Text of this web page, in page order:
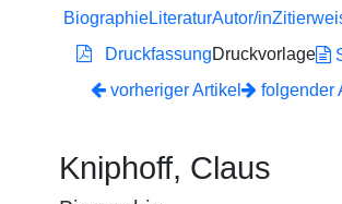
BiographieLiteraturAutor/in
DruckfassungDruckvorlage
vorheriger Artikel
folgender
Kniphoff, Claus